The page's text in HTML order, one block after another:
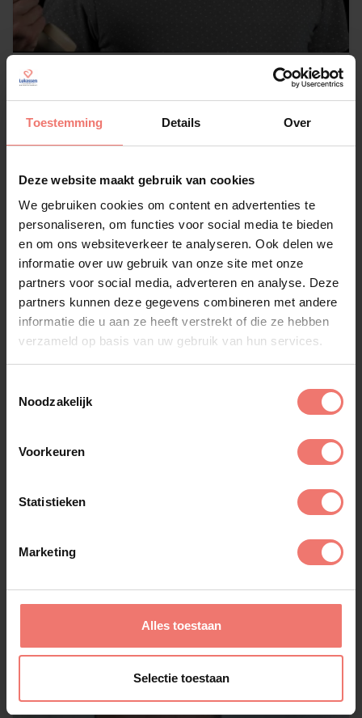
Toestemming Details Over
Deze website maakt gebruik van cookies
We gebruiken cookies om content en advertenties te
personaliseren, om functies voor social media te bieden
en om ons websiteverkeer te analyseren. Ook delen we
informatie over uw gebruik van onze site met onze
partners voor social media, adverteren en analyse. Deze
partners kunnen deze gegevens combineren met andere
informatie die u aan ze heeft verstrekt of die ze hebben
verzameld op basis van uw gebruik van hun services.
Noodzakelijk
Voorkeuren
Statistieken
Marketing
Alles toestaan
Selectie toestaan
Chris Deluxe
op aanvraag
Lees meer
€ 1495,-
Lees meer